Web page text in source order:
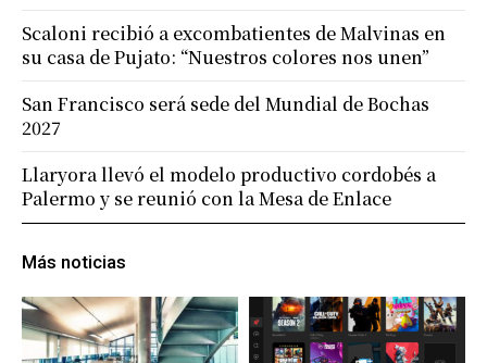
Más noticias
Scaloni recibió a excombatientes de Malvinas en
su casa de Pujato: “Nuestros colores nos unen”
San Francisco será sede del Mundial de Bochas
2027
Llaryora llevó el modelo productivo cordobés a
Palermo y se reunió con la Mesa de Enlace